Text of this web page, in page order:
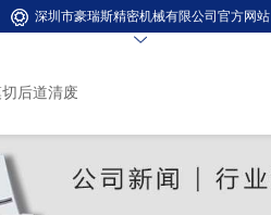
后道清废
深圳市豪瑞斯精密机械有限公司官方网站